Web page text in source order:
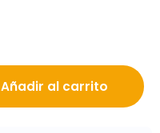
Añadir al carrito